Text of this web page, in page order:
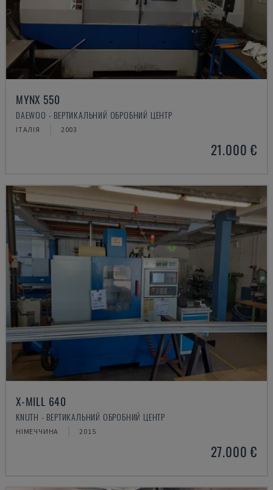
MYNX 550
DAEWOO - ВЕРТИКАЛЬНИЙ ОБРОБНИЙ ЦЕНТР
ІТАЛІЯ 2003
21.000 €
X-MILL 640
KNUTH - ВЕРТИКАЛЬНИЙ ОБРОБНИЙ ЦЕНТР
НІМЕЧЧИНА 2015
27.000 €